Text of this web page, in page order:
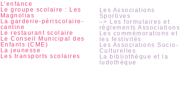
L’enfance
Le groupe scolaire : Les
Magnolias
La garderie-périscolaire-
cantine
Le restaurant scolaire
Le Conseil Municipal des
Enfants (CME)
La jeunesse
Les transports scolaires
Les Associations
Sportives
–> Les formulaires et
règlements Associations
Les commémorations et
les festivités
Les Associations Socio-
Culturelles
La bibliothèque et la
ludothèque